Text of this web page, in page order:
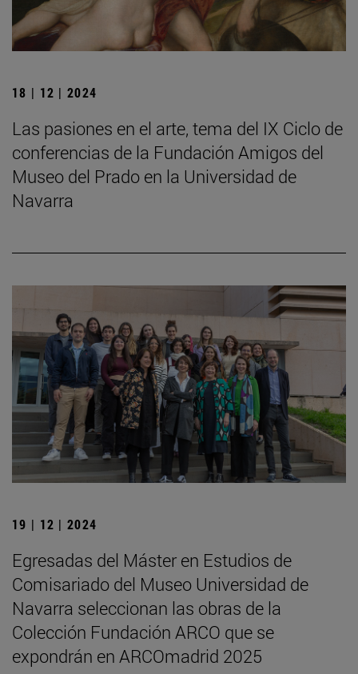
18 | 12 | 2024
Las pasiones en el arte, tema del IX Ciclo de
conferencias de la Fundación Amigos del
Museo del Prado en la Universidad de
Navarra
19 | 12 | 2024
Egresadas del Máster en Estudios de
Comisariado del Museo Universidad de
Navarra seleccionan las obras de la
Colección Fundación ARCO que se
expondrán en ARCOmadrid 2025